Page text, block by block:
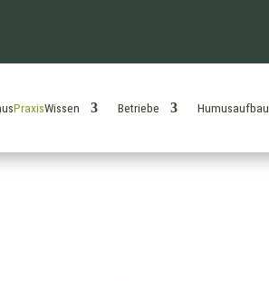
PraxisWissen Betriebe Humusaufbau